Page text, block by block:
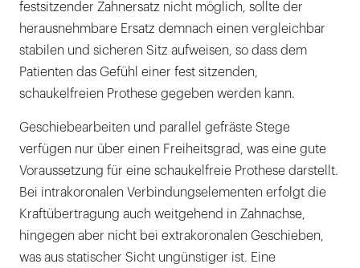
festsitzender Zahnersatz nicht möglich, sollte der
herausnehmbare Ersatz demnach einen vergleichbar
stabilen und sicheren Sitz aufweisen, so dass dem
Patienten das Gefühl einer fest sitzenden,
schaukelfreien Prothese gegeben werden kann.
Geschiebearbeiten und parallel gefräste Stege
verfügen nur über einen Freiheitsgrad, was eine gute
Voraussetzung für eine schaukelfreie Prothese darstellt.
Bei intrakoronalen Verbindungselementen erfolgt die
Kraftübertragung auch weitgehend in Zahnachse,
hingegen aber nicht bei extrakoronalen Geschieben,
was aus statischer Sicht ungünstiger ist. Eine